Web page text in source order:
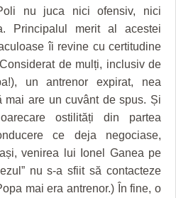
DIN TIMIŞ
nu juca nici ofensiv, nici
Principalul merit al acestei
îi revine cu certitudine
de mulți, inclusiv de
un antrenor expirat, nea
mai are un cuvânt de spus. Și
ostilități din partea
ce deja negociase,
venirea lui Ionel Ganea pe
nu s-a sfiit să contacteze
mai era antrenor.) În fine, o